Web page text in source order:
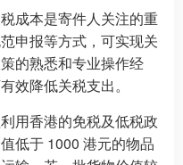
成本是寄件人关注的重
申报等方式，可实现关
的熟悉和专业操作经
效降低关税支出。
用香港的免税及低税政
低于 1000 港元的物品